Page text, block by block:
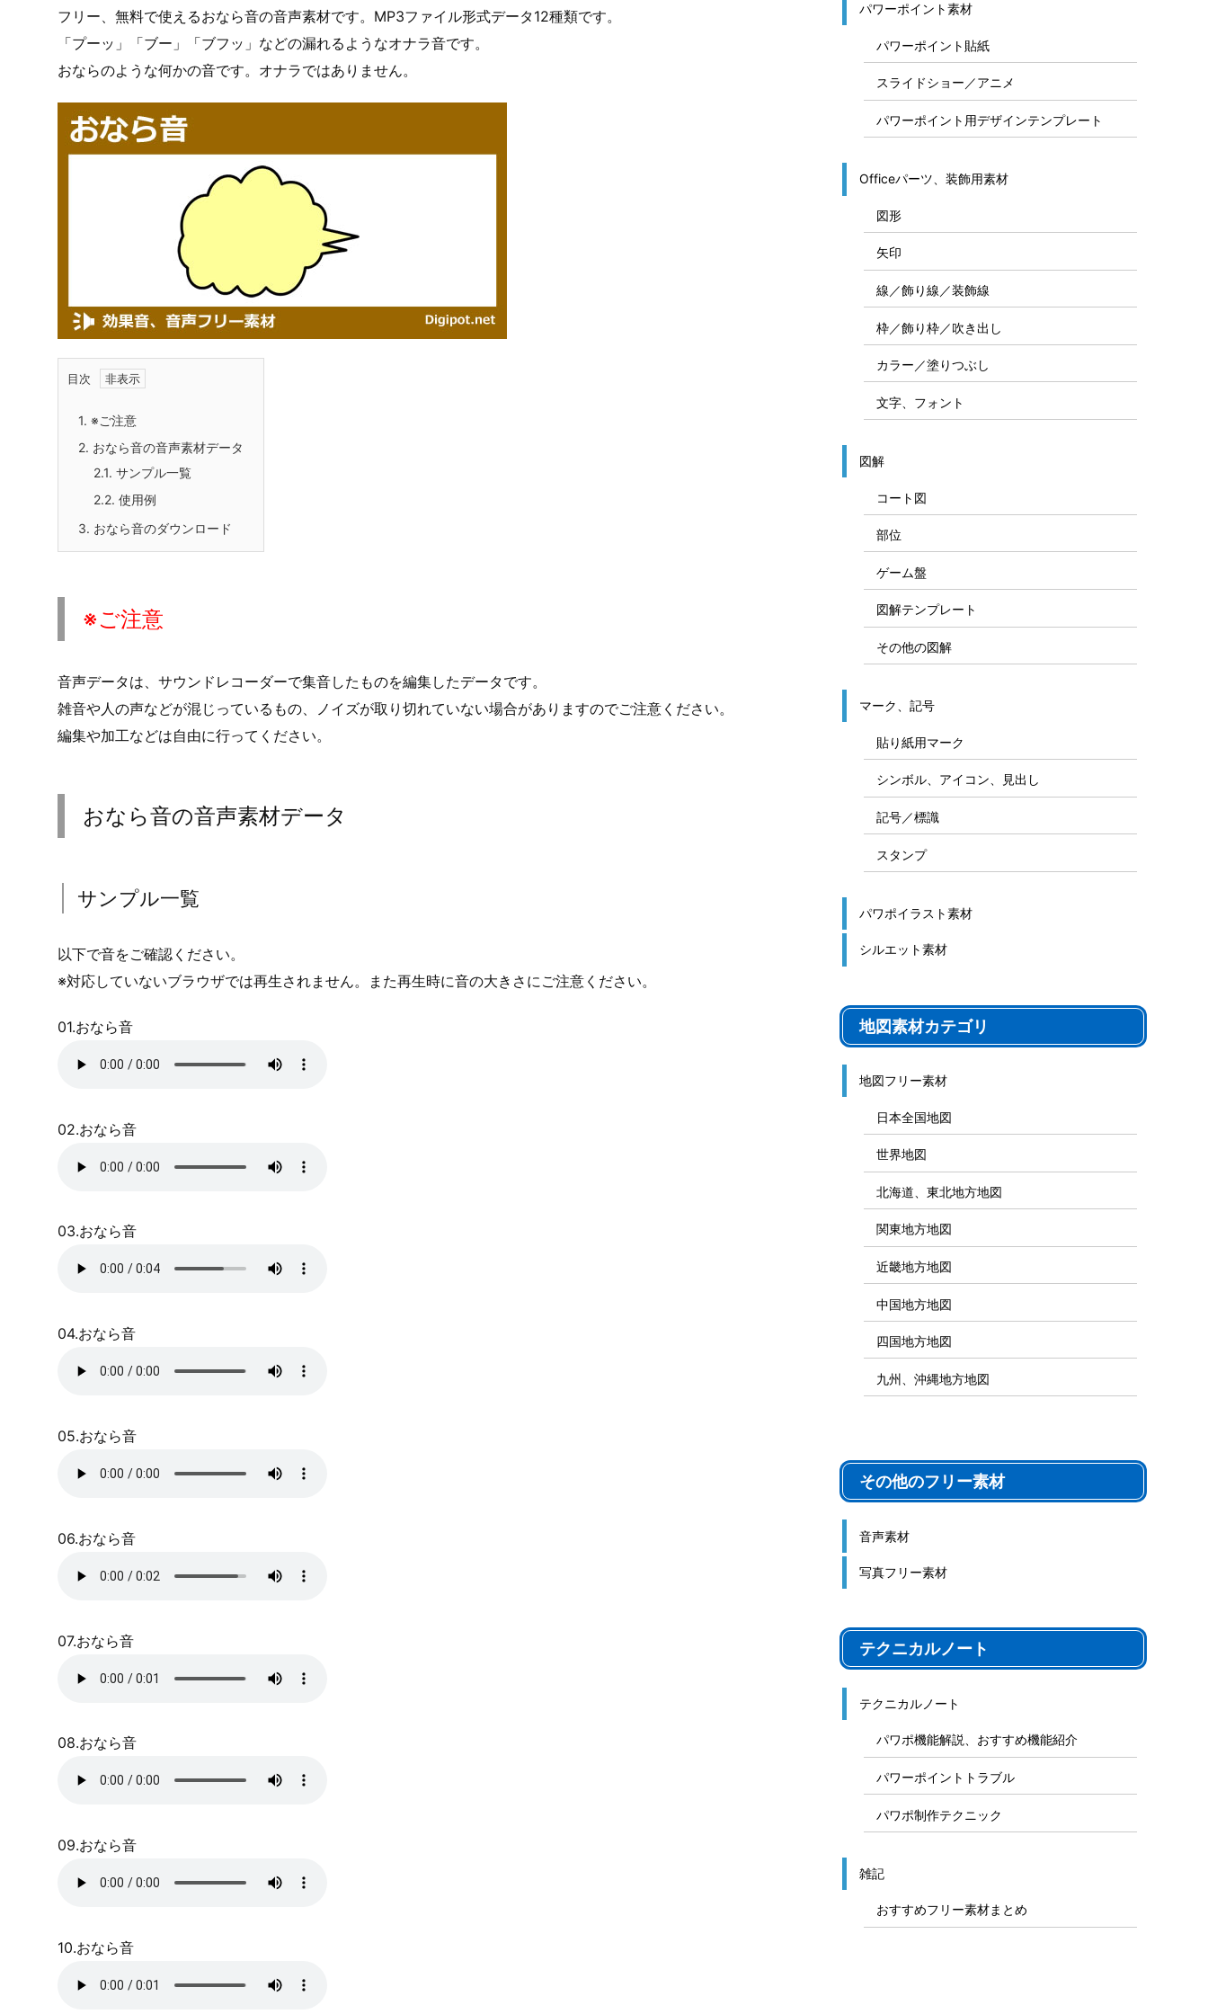
フリー、無料で使えるおなら音の音声素材です。MP3ファイル形式データ12種類です。
「プーッ」「ブー」「ブフッ」などの漏れるようなオナラ音です。
おならのような何かの音です。オナラではありません。
目次
1. ※ご注意
2. おなら音の音声素材データ
2.1. サンプル一覧
2.2. 使用例
3. おなら音のダウンロード
※ご注意
音声データは、サウンドレコーダーで集音したものを編集したデータです。
雑音や人の声などが混じっているもの、ノイズが取り切れていない場合がありますのでご注意ください。
編集や加工などは自由に行ってください。
おなら音の音声素材データ
サンプル一覧
以下で音をご確認ください。
※対応していないブラウザでは再生されません。また再生時に音の大きさにご注意ください。
01.おなら音
02.おなら音
03.おなら音
04.おなら音
05.おなら音
06.おなら音
07.おなら音
08.おなら音
09.おなら音
10.おなら音
パワーポイント素材
パワーポイント貼紙
スライドショー／アニメ
パワーポイント用デザインテンプレート
Officeパーツ、装飾用素材
図形
矢印
線／飾り線／装飾線
枠／飾り枠／吹き出し
カラー／塗りつぶし
文字、フォント
図解
コート図
部位
ゲーム盤
図解テンプレート
その他の図解
マーク、記号
貼り紙用マーク
シンボル、アイコン、見出し
記号／標識
スタンプ
パワポイラスト素材
シルエット素材
地図素材カテゴリ
地図フリー素材
日本全国地図
世界地図
北海道、東北地方地図
関東地方地図
近畿地方地図
中国地方地図
四国地方地図
九州、沖縄地方地図
その他のフリー素材
音声素材
写真フリー素材
テクニカルノート
テクニカルノート
パワポ機能解説、おすすめ機能紹介
パワーポイントトラブル
パワポ制作テクニック
雑記
おすすめフリー素材まとめ